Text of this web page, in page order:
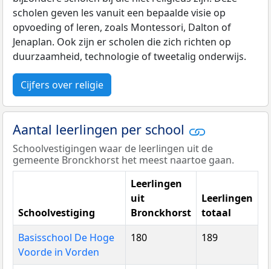
scholen geven les vanuit een bepaalde visie op
opvoeding of leren, zoals Montessori, Dalton of
Jenaplan. Ook zijn er scholen die zich richten op
duurzaamheid, technologie of tweetalig onderwijs.
Cijfers over religie
Aantal leerlingen per school
Schoolvestigingen waar de leerlingen uit de
gemeente Bronckhorst het meest naartoe gaan.
Schoolvestiging
Leerlingen
uit
Bronckhorst
Leerlingen
totaal
Basisschool De Hoge
Voorde in Vorden
180 189